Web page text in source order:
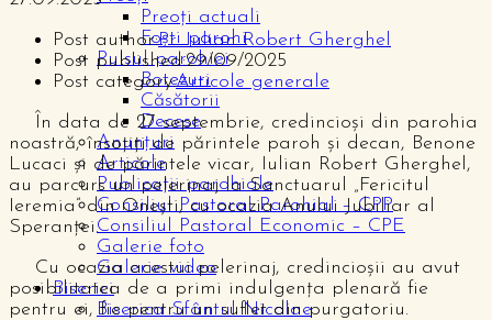
Preoți actuali
Foști parohi
Pulsul parohiei
Botezuri
Căsătorii
Decese
Anunțuri
Articole
Publicații parohiale
Consiliul Pastoral Parohial – CPP
Consiliul Pastoral Economic – CPE
Galerie foto
Galerie video
Biserici
Biserica Sfântul Nicolae
Post author:Pr. Iulian Robert Gherghel
Post published:29/09/2025
Post category:Articole generale
În data de 27 septembrie, credincioși din parohia
noastră, însoțiți de părintele paroh și decan, Benone
Lucaci și de părintele vicar, Iulian Robert Gherghel,
au parcurs un pelerinaj la Sanctuarul „Fericitul
Ieremia” din Onești, cu ocazia Anului Jubiliar al
Speranței.
Cu ocazia acestui pelerinaj, credincioșii au avut
posibilitatea de a primi indulgența plenară fie
pentru ei, fie pentru un suflet din purgatoriu.